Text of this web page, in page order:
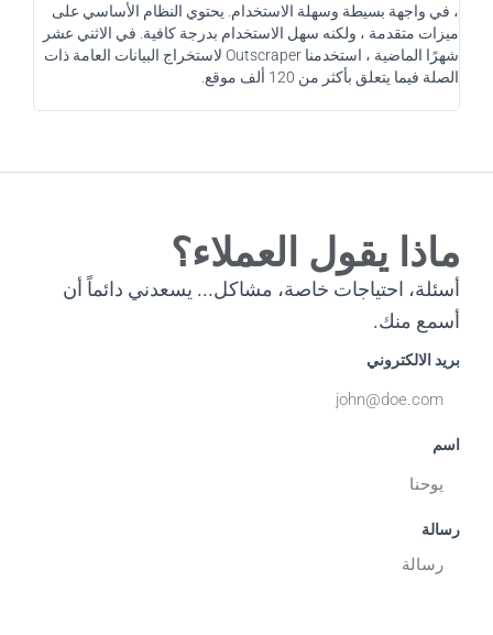
، في واجهة بسيطة وسهلة الاستخدام. يحتوي النظام الأساسي على
ميزات متقدمة ، ولكنه سهل الاستخدام بدرجة كافية. في الاثني عشر
شهرًا الماضية ، استخدمنا Outscraper لاستخراج البيانات العامة ذات
الصلة فيما يتعلق بأكثر من 120 ألف موقع.
ماذا يقول العملاء؟
أسئلة، احتياجات خاصة، مشاكل... يسعدني دائماً أن
أسمع منك.
بريد الالكتروني
اسم
رسالة